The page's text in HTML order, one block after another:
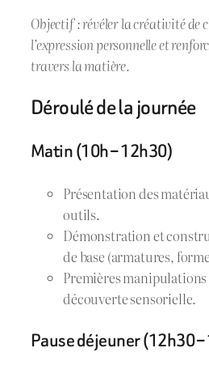
Objectif : révéler la créativité de
l’expression personnelle et
travers la matière.
Déroulé de la journée
Matin (10h – 12h30)
Présentation des
outils.
Démonstration et
de base (armatures,
Premières
découverte sensorielle.
Pause déjeuner (12h30